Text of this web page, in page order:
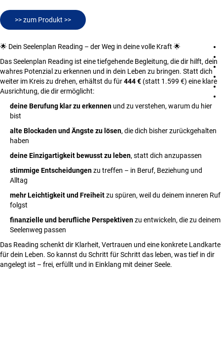
>> zum Produkt >>
🌟 Dein Seelenplan Reading – der Weg in deine volle Kraft 🌟
Das Seelenplan Reading ist eine tiefgehende Begleitung, die dir hilft, dein
wahres Potenzial zu erkennen und in dein Leben zu bringen. Statt dich
weiter im Kreis zu drehen, erhältst du für444 € (statt 1.599 €) eine klare
Ausrichtung, die dir ermöglicht:
deine Berufung klar zu erkennen und zu verstehen, warum du hier
bist
alte Blockaden und Ängste zu lösen, die dich bisher zurückgehalten
haben
deine Einzigartigkeit bewusst zu leben, statt dich anzupassen
stimmige Entscheidungenzu treffen – in Beruf, Beziehung und
Alltag
mehr Leichtigkeit und Freiheitzu spüren, weil du deinem inneren Ruf
folgst
finanzielle und berufliche Perspektivenzu entwickeln, die zu deinem
Seelenweg passen
Das Reading schenkt dir Klarheit, Vertrauen und eine konkrete Landkarte
für dein Leben. So kannst du Schritt für Schritt das leben, was tief in dir
angelegt ist – frei, erfüllt und in Einklang mit deiner Seele.